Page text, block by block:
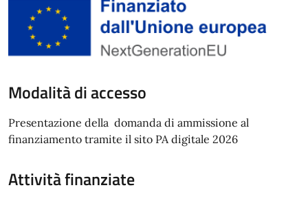
Modalità di accesso
Presentazione della domanda di ammissione al
finanziamento tramite il sito PA digitale 2026
Attività finanziate